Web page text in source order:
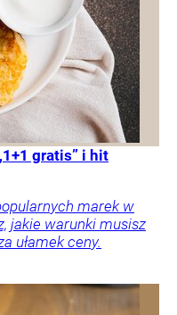
gratis” i hit
marek w
jakie warunki musisz
ułamek ceny.